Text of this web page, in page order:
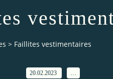
> Faillites vestimentaires
20.02.2023